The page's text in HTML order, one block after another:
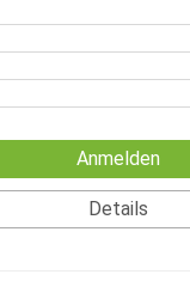
Anmelden
Details